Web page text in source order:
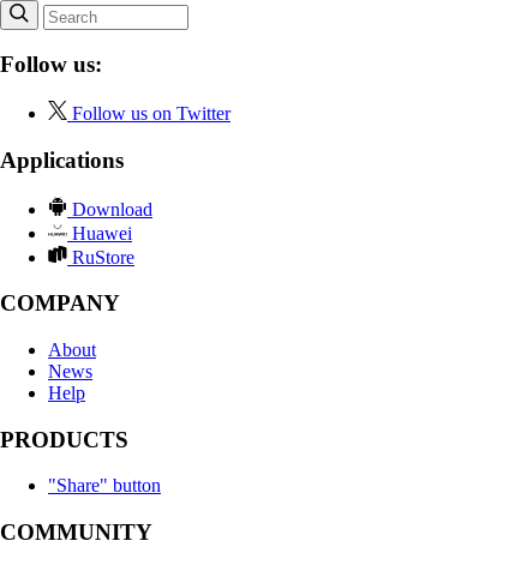
Follow us:
Follow us on Twitter
Applications
Download
Huawei
RuStore
COMPANY
About
News
Help
PRODUCTS
"Share" button
COMMUNITY